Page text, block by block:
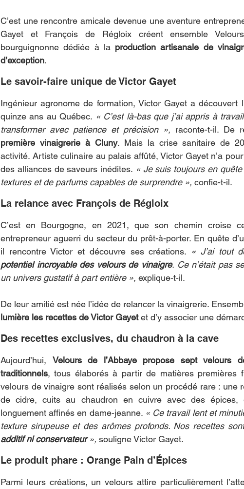
C’est une rencontre amicale devenue une aventure
Gayet et François de Régloix créent ensemble
bourguignonne dédiée à la production artisanale de
d’exception.
Le savoir-faire unique de Victor Gayet
Ingénieur agronome de formation, Victor Gayet a
quinze ans au Québec. « C’est là-bas que j’ai appris à
transformer avec patience et précision », raconte-t-il. De
première vinaigrerie à Cluny. Mais la crise sanitaire de
activité. Artiste culinaire au palais affûté, Victor Gayet n’a
des alliances de saveurs inédites. « Je suis toujours en
textures et de parfums capables de surprendre », confie-t-il.
La relance avec François de Régloix
C’est en Bourgogne, en 2021, que son chemin croise
entrepreneur aguerri du secteur du prêt-à-porter. En quête
il rencontre Victor et découvre ses créations.
« J’ai tout
potentiel incroyable des velours de vinaigre. Ce n’était pas
un univers gustatif à part entière », explique-t-il.
De leur amitié est née l’idée de relancer la vinaigrerie.
lumière les recettes de Victor Gayet et d’y associer une
Des recettes exclusives, du chaudron à la cave
Aujourd’hui, Velours de l’Abbaye propose sept velours
traditionnels, tous élaborés à partir de matières premières
velours de vinaigre sont réalisés selon un procédé rare : une
de cidre, cuits au chaudron en cuivre avec des
longuement affinés en dame-jeanne. « Ce travail lent et
texture sirupeuse et des arômes profonds. Nos recettes
additif ni conservateur », souligne Victor Gayet.
Le produit phare : Orange Pain d’Épices
Parmi leurs créations, un velours attire particulièrement